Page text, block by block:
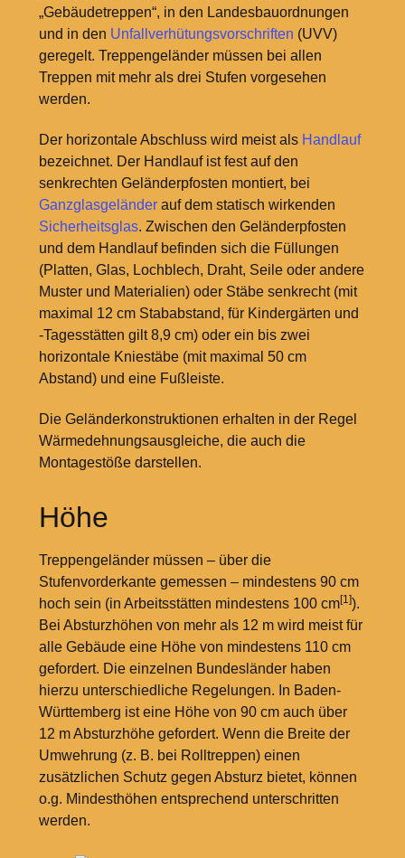
„Gebäudetreppen“, in den Landesbauordnungen
und in den Unfallverhütungsvorschriften (UVV)
geregelt. Treppengeländer müssen bei allen
Treppen mit mehr als drei Stufen vorgesehen
werden.
Der horizontale Abschluss wird meist als Handlauf
bezeichnet. Der Handlauf ist fest auf den
senkrechten Geländerpfosten montiert, bei
Ganzglasgeländerauf dem statisch wirkenden
Sicherheitsglas. Zwischen den Geländerpfosten
und dem Handlauf befinden sich die Füllungen
(Platten, Glas, Lochblech, Draht, Seile oder andere
Muster und Materialien) oder Stäbe senkrecht (mit
maximal 12 cm Stababstand, für Kindergärten und
-Tagesstätten gilt 8,9 cm) oder ein bis zwei
horizontale Kniestäbe (mit maximal 50 cm
Abstand) und eine Fußleiste.
Die Geländerkonstruktionen erhalten in der Regel
Wärmedehnungsausgleiche, die auch die
Montagestöße darstellen.
Höhe
Treppengeländer müssen – über die
Stufenvorderkante gemessen – mindestens 90 cm
hoch sein (in Arbeitsstätten mindestens 100 cm[1]).
Bei Absturzhöhen von mehr als 12 m wird meist für
alle Gebäude eine Höhe von mindestens 110 cm
gefordert. Die einzelnen Bundesländer haben
hierzu unterschiedliche Regelungen. In Baden-
Württemberg ist eine Höhe von 90 cm auch über
12 m Absturzhöhe gefordert. Wenn die Breite der
Umwehrung (z. B. bei Rolltreppen) einen
zusätzlichen Schutz gegen Absturz bietet, können
o.g. Mindesthöhen entsprechend unterschritten
werden.